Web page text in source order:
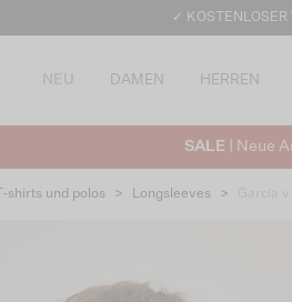
✓
NEU DAMEN HERREN
SALE | Neue
T-shirts und polos > Longsleeves >